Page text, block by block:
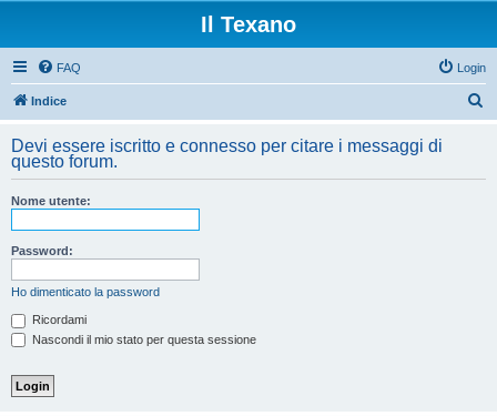
Il Texano
FAQ Login
Indice
c
Devi essere iscritto e connesso per citare i messaggi di
questo forum.
Nome utente:
Password:
Ho dimenticato la password
Ricordami
Nascondi il mio stato per questa sessione